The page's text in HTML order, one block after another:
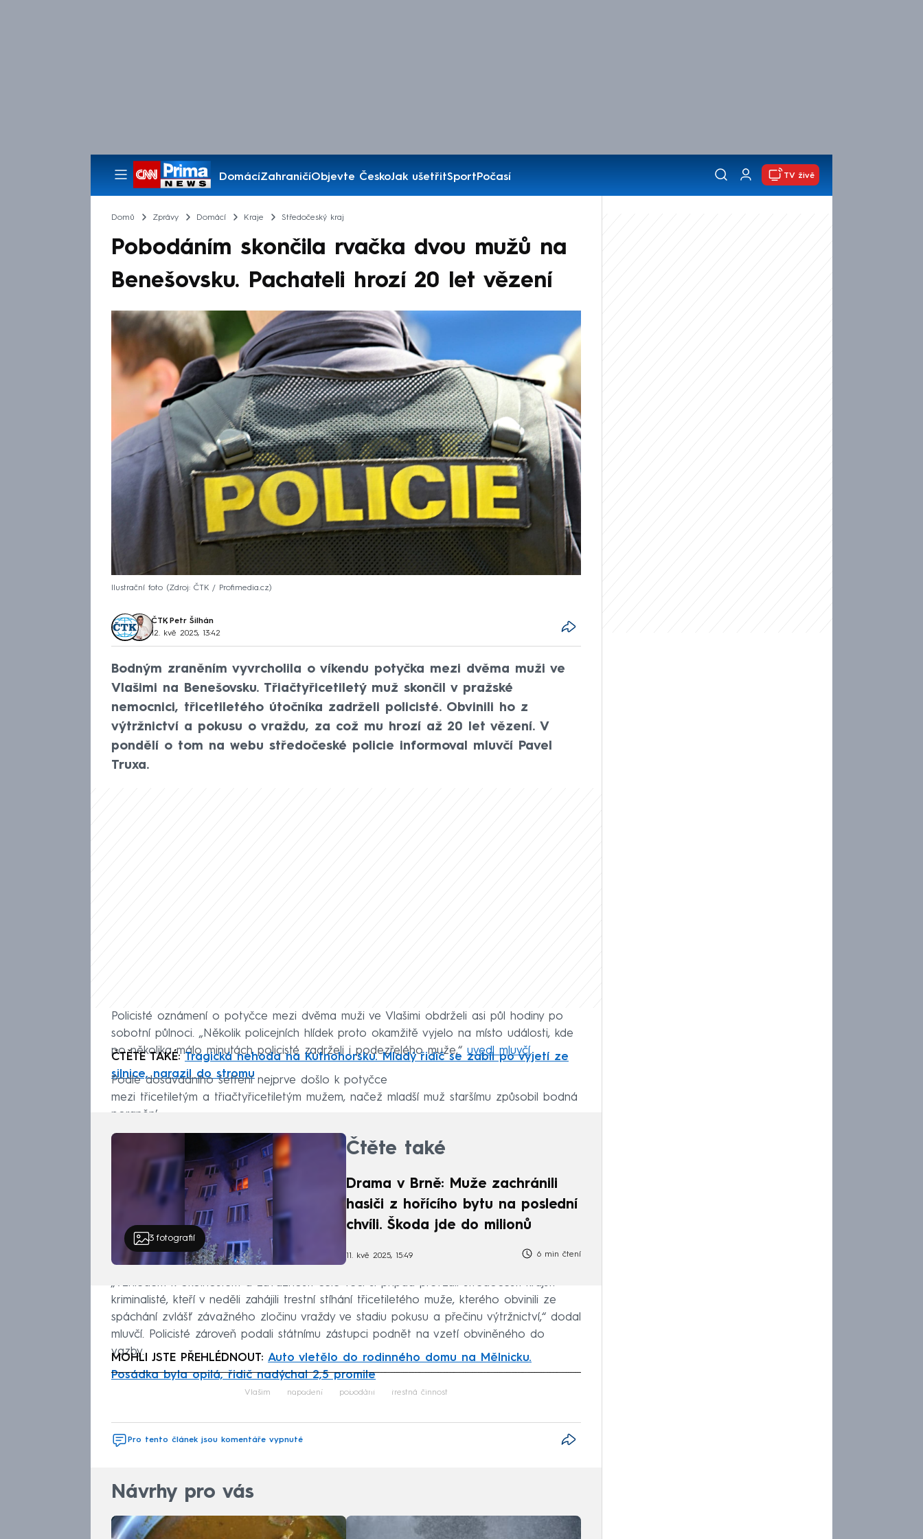
DomácíZahraničíObjevte ČeskoJak ušetřitSportPočasí
Pořady
TV živě
Domů Zprávy Domácí Kraje Středočeský kraj
Pobodáním skončila rvačka dvou mužů na
Benešovsku. Pachateli hrozí 20 let vězení
Ilustrační foto Zdroj: ČTK / Profimedia.cz
ČTK, Petr Šilhán
12. kvě 2025, 13:42
Bodným zraněním vyvrcholila o víkendu potyčka mezi dvěma muži ve
Vlašimi na Benešovsku. Třiačtyřicetiletý muž skončil v pražské
nemocnici, třicetiletého útočníka zadrželi policisté. Obvinili ho z
výtržnictví a pokusu o vraždu, za což mu hrozí až 20 let vězení. V
pondělí o tom na webu středočeské policie informoval mluvčí Pavel
Truxa.
Policisté oznámení o potyčce mezi dvěma muži ve Vlašimi obdrželi asi půl hodiny po
sobotní půlnoci. „Několik policejních hlídek proto okamžitě vyjelo na místo události, kde
po několika málo minutách policisté zadrželi i podezřelého muže,“ uvedl mluvčí.
ČTĚTE TAKÉ:Tragická nehoda na Kutnohorsku. Mladý řidič se zabil po vyjetí ze
silnice, narazil do stromu
Podle dosavadního šetření nejprve došlo k potyčce
mezi třicetiletým a třiačtyřicetiletým mužem, načež mladší muž staršímu způsobil bodná
poranění.
3 fotografií
Čtěte také
Drama v Brně: Muže zachránili
hasiči z hořícího bytu na poslední
chvíli. Škoda jde do milionů
11. kvě 2025, 15:49 6 min čtení
„Vzhledem k okolnostem a závažnosti celé věci si případ převzali středočeští krajští
kriminalisté, kteří v neděli zahájili trestní stíhání třicetiletého muže, kterého obvinili ze
spáchání zvlášť závažného zločinu vraždy ve stadiu pokusu a přečinu výtržnictví,“ dodal
mluvčí. Policisté zároveň podali státnímu zástupci podnět na vzetí obviněného do
vazby.
MOHLI JSTE PŘEHLÉDNOUT: Auto vletělo do rodinného domu na Mělnicku.
Posádka byla opilá, řidič nadýchal 2,5 promile
Failed to fetch
Vlašim napadení pobodání trestná činnost
Pro tento článek jsou komentáře vypnuté
Návrhy pro vás